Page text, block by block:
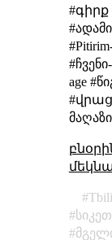
#գիրք
age